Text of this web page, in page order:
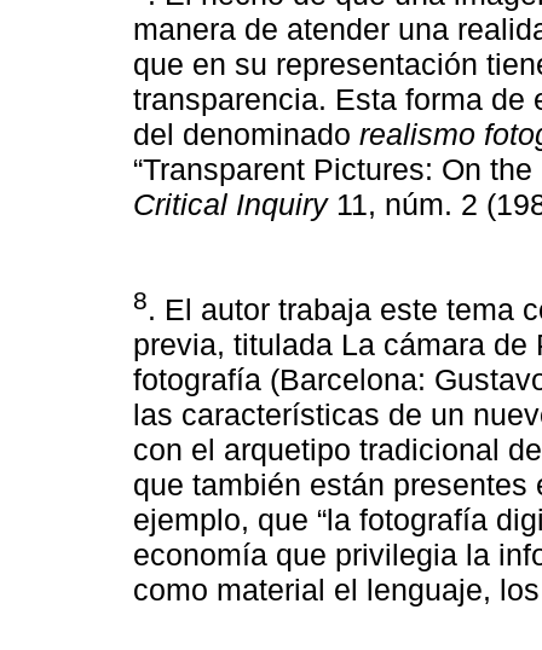
manera de atender una
que en su representación
transparencia. Esta forma de
del denominado realismo
“Transparent Pictures: On
Critical Inquiry11, núm. 2
8. El autor trabaja este tema
previa, titulada La cámara
fotografía (Barcelona:
las características de un
con el arquetipo tradicional
que también están
ejemplo, que “la fotografía
economía que privilegia la
como material el lenguaje,